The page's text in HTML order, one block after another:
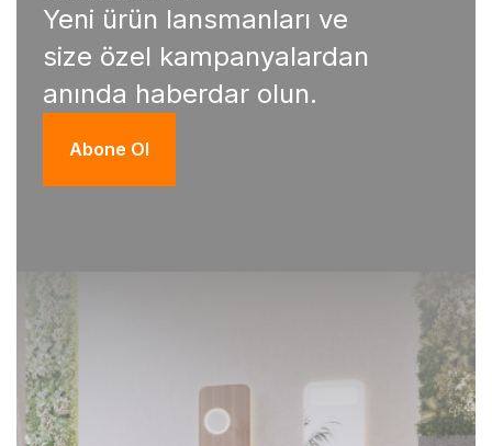
Yeni ürün lansmanları ve
size özel kampanyalardan
anında haberdar olun.
Abone Ol